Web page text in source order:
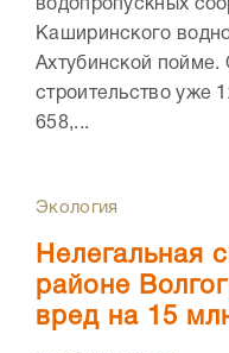
водопропускных
Каширинского
Ахтубинской
строительство уже
658,...
Экология
Нелегальная
районе
вред на 15